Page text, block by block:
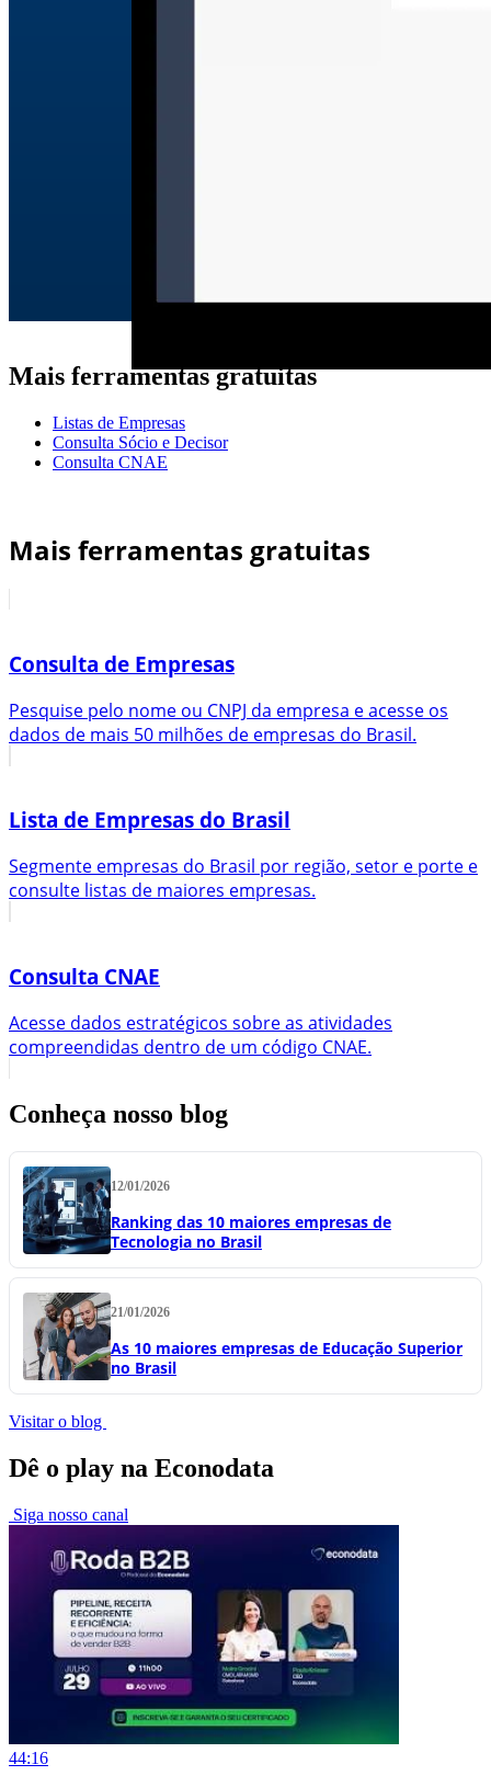
Mais ferramentas gratuitas
Listas de Empresas
Consulta Sócio e Decisor
Consulta CNAE
Mais ferramentas gratuitas
Consulta de Empresas
Pesquise pelo nome ou CNPJ da empresa e acesse os
dados de mais 50 milhões de empresas do Brasil.
Lista de Empresas do Brasil
Segmente empresas do Brasil por região, setor e porte e
consulte listas de maiores empresas.
Consulta CNAE
Acesse dados estratégicos sobre as atividades
compreendidas dentro de um código CNAE.
Conheça nosso blog
12/01/2026
Ranking das 10 maiores empresas de
Tecnologia no Brasil
21/01/2026
As 10 maiores empresas de Educação Superior
no Brasil
Visitar o blog
Dê o play na Econodata
Siga nosso canal
44:16